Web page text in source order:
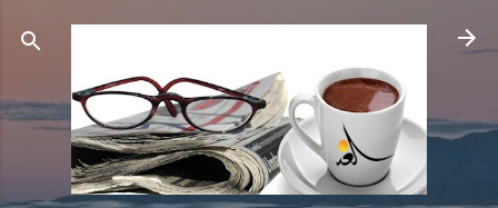
التخطي إلى المحتوى الرئيسي